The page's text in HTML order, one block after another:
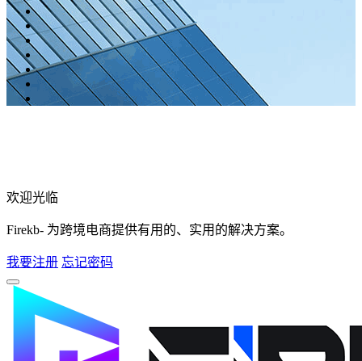
欢迎光临
Firekb- 为跨境电商提供有用的、实用的解决方案。
我要注册 忘记密码